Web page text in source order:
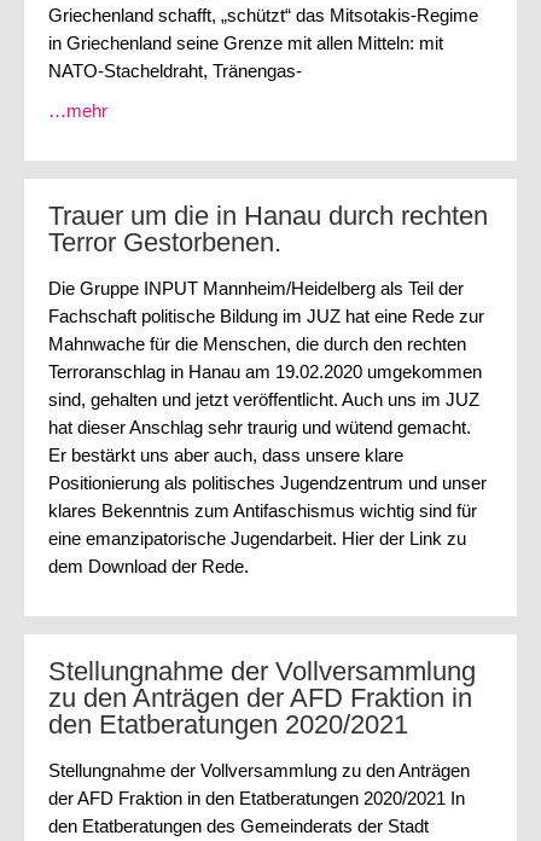
Griechenland schafft, „schützt“ das Mitsotakis-Regime
in Griechenland seine Grenze mit allen Mitteln: mit
NATO-Stacheldraht, Tränengas-
…mehr
Trauer um die in Hanau durch rechten
Terror Gestorbenen.
Die Gruppe INPUT Mannheim/Heidelberg als Teil der
Fachschaft politische Bildung im JUZ hat eine Rede zur
Mahnwache für die Menschen, die durch den rechten
Terroranschlag in Hanau am 19.02.2020 umgekommen
sind, gehalten und jetzt veröffentlicht. Auch uns im JUZ
hat dieser Anschlag sehr traurig und wütend gemacht.
Er bestärkt uns aber auch, dass unsere klare
Positionierung als politisches Jugendzentrum und unser
klares Bekenntnis zum Antifaschismus wichtig sind für
eine emanzipatorische Jugendarbeit. Hier der Link zu
dem Download der Rede.
Stellungnahme der Vollversammlung
zu den Anträgen der AFD Fraktion in
den Etatberatungen 2020/2021
Stellungnahme der Vollversammlung zu den Anträgen
der AFD Fraktion in den Etatberatungen 2020/2021 In
den Etatberatungen des Gemeinderats der Stadt